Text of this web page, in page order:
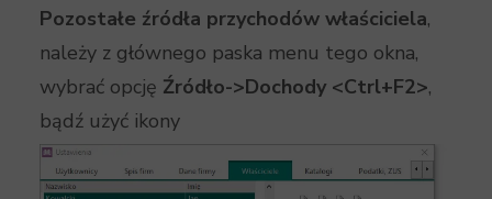
Pozostałe źródła przychodów właściciela,
należy z głównego paska menu tego okna,
wybrać opcję Źródło->Dochody <Ctrl+F2>,
bądź użyć ikony